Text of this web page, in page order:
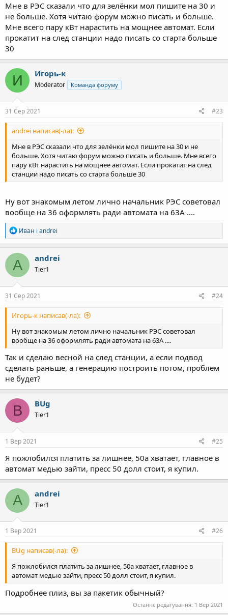
Мне в РЭС сказали что для зелёнки мол пишите на 30 и
не больше. Хотя читаю форум можно писать и больше.
Мне всего пару кВт нарастить на мощнее автомат. Если
прокатит на след станции надо писать со старта больше
30
И Игорь-к
Moderator Команда форуму
31 Сер 2021 #23
andrei написав(-ла):
Мне в РЭС сказали что для зелёнки мол пишите на 30 и не
больше. Хотя читаю форум можно писать и больше. Мне всего
пару кВт нарастить на мощнее автомат. Если прокатит на след
станции надо писать со старта больше 30
Ну вот знакомым летом лично начальник РЭС советовал
вообще на 36 оформлять ради автомата на 63А ....
Р
е
а
к
ц
ї
:
Иван і andrei
A andrei
Tier1
31 Сер 2021 #24
Игорь-к написав(-ла):
Ну вот знакомым летом лично начальник РЭС советовал
вообще на 36 оформлять ради автомата на 63А ....
Так и сделаю весной на след станции, а если подвод
сделать раньше, а генерацию построить потом, проблем
не будет?
B BUg
Tier1
1 Вер 2021 #25
Я пожлобился платить за лишнее, 50а хватает, главное в
автомат медью зайти, пресс 50 долл стоит, я купил.
A andrei
Tier1
1 Вер 2021 #26
BUg написав(-ла):
Я пожлобился платить за лишнее, 50а хватает, главное в
автомат медью зайти, пресс 50 долл стоит, я купил.
Подробнее плиз, вы за пакетик обычный?
Останнє редагування: 1 Вер 2021